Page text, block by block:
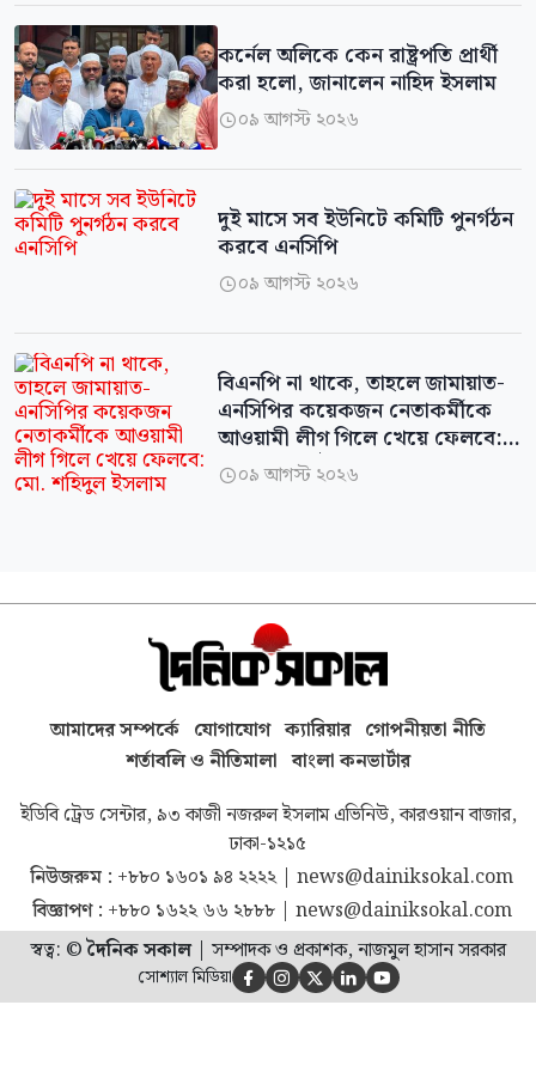
কর্নেল অলিকে কেন রাষ্ট্রপতি প্রার্থী
করা হলো, জানালেন নাহিদ ইসলাম
০৯ আগস্ট ২০২৬
দুই মাসে সব ইউনিটে কমিটি পুনর্গঠন
করবে এনসিপি
০৯ আগস্ট ২০২৬
বিএনপি না থাকে, তাহলে জামায়াত-
এনসিপির কয়েকজন নেতাকর্মীকে
আওয়ামী লীগ গিলে খেয়ে ফেলবে:
মো. শহিদুল ইসলাম
০৯ আগস্ট ২০২৬
আমাদের সম্পর্কে যোগাযোগ ক্যারিয়ার গোপনীয়তা নীতি
শর্তাবলি ও নীতিমালা বাংলা কনভার্টার
ইডিবি ট্রেড সেন্টার, ৯৩ কাজী নজরুল ইসলাম এভিনিউ, কারওয়ান বাজার,
ঢাকা-১২১৫
নিউজরুম : +৮৮০ ১৬০১ ৯৪ ২২২২| news@dainiksokal.com
বিজ্ঞাপণ : +৮৮০ ১৬২২ ৬৬ ২৮৮৮| news@dainiksokal.com
স্বত্ব: ©দৈনিক সকাল| সম্পাদক ও প্রকাশক, নাজমুল হাসান সরকার
সোশ্যাল মিডিয়া     